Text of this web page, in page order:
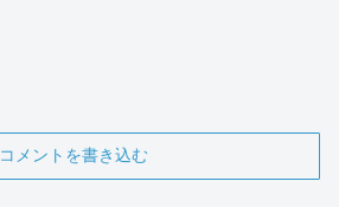
コメントを書き込む